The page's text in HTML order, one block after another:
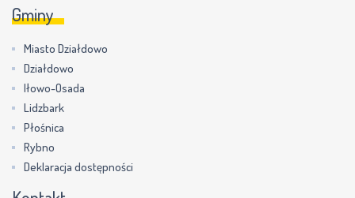
Gminy
Miasto Działdowo
Działdowo
Iłowo-Osada
Lidzbark
Płośnica
Rybno
Deklaracja dostępności